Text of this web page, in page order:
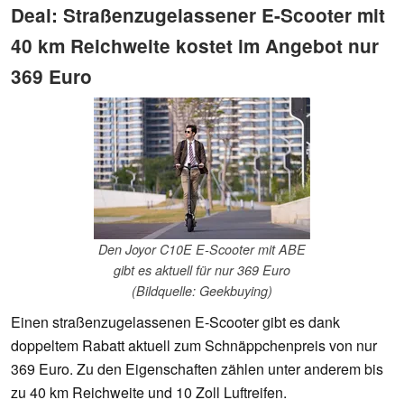
Deal: Straßenzugelassener E-Scooter mit
40 km Reichweite kostet im Angebot nur
369 Euro
Den Joyor C10E E-Scooter mit ABE
gibt es aktuell für nur 369 Euro
(Bildquelle: Geekbuying)
Einen straßenzugelassenen E-Scooter gibt es dank
doppeltem Rabatt aktuell zum Schnäppchenpreis von nur
369 Euro. Zu den Eigenschaften zählen unter anderem bis
zu 40 km Reichweite und 10 Zoll Luftreifen.